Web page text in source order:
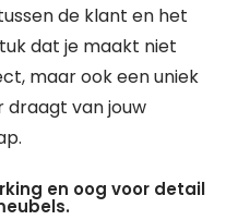
de klant en het
dat je maakt niet
maar ook een uniek
draagt van jouw
en oog voor detail